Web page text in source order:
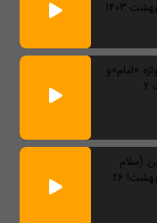
«امام»و
«خلیفه» در نگاه علمای اهل سنت 2
(سلام
الله علیه) همنشین رسول الله در بهشت! 26